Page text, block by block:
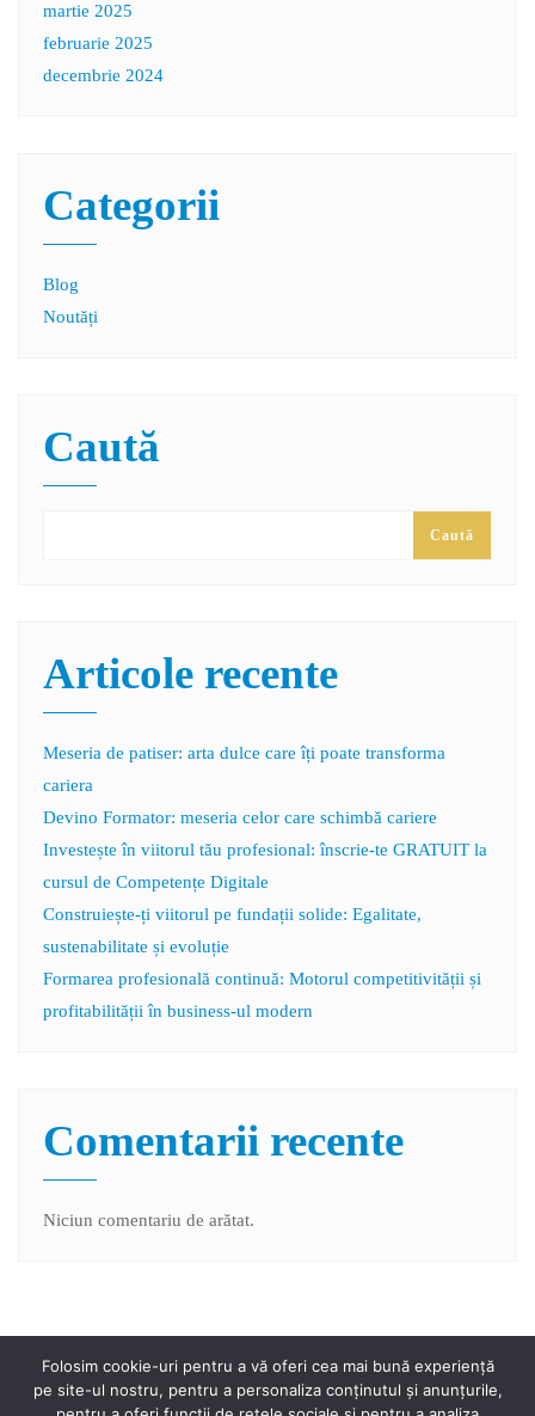
martie 2025
februarie 2025
decembrie 2024
Categorii
Blog
Noutăți
Caută
Caută
Articole recente
Meseria de patiser: arta dulce care îți poate transforma
cariera
Devino Formator: meseria celor care schimbă cariere
Investește în viitorul tău profesional: înscrie-te GRATUIT la
cursul de Competențe Digitale
Construiește-ți viitorul pe fundații solide: Egalitate,
sustenabilitate și evoluție
Formarea profesională continuă: Motorul competitivității și
profitabilității în business-ul modern
Comentarii recente
Niciun comentariu de arătat.
Folosim cookie-uri pentru a vă oferi cea mai bună experiență
pe site-ul nostru, pentru a personaliza conținutul și anunțurile,